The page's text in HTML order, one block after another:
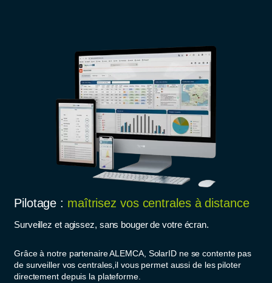
Pilotage : maîtrisez vos centrales à distance
Surveillez et agissez, sans bouger de votre écran.
Grâce à notre partenaire ALEMCA, SolarID ne se contente pas
de surveiller vos centrales,il vous permet aussi de les piloter
directement depuis la plateforme.